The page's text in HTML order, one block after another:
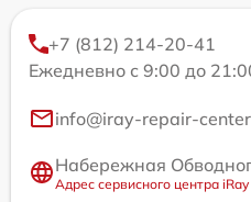
+7 (812) 214-20-41
Ежедневно с 9:00 до
info@iray-repair-
Набережная
Адрес сервисного центра iRay